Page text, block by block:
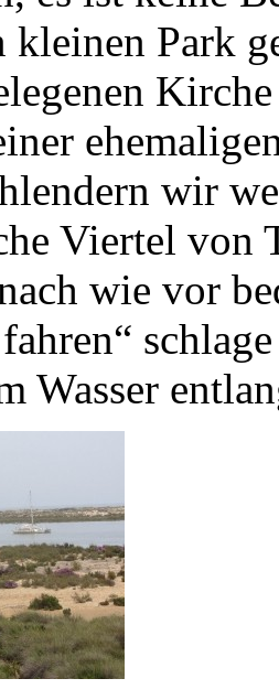
kleinen Park
wir
Viertel von
wie vor
Wasser